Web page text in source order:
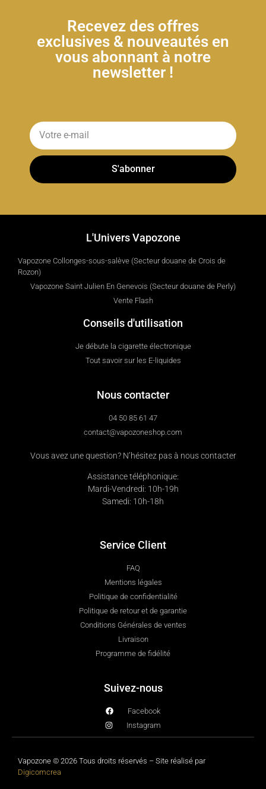
Recevez des offres
exclusives & nouveautés en
vous abonnant à notre
newsletter !
S'abonner
L'Univers Vapozone
Vapozone Collonges-sous-salève (Secteur douane de Crois de
Rozon)
Vapozone Saint Julien En Genevois (Secteur douane de Perly)
Vente Flash
Conseils d'utilisation
Je débute la cigarette électronique
Tout savoir sur les E-liquides
Nous contacter
04 50 85 61 47
contact@vapozoneshop.com
Vous avez une question? N’hésitez pas à nous contacter
Assistance téléphonique:
Mardi-Vendredi: 10h-19h
Samedi: 10h-18h
Service Client
FAQ
Mentions légales
Politique de confidentialité
Politique de retour et de garantie
Conditions Générales de ventes
Livraison
Programme de fidélité
Suivez-nous
Facebook
Instagram
Vapozone © 2026 Tous droits réservés – Site réalisé par
Digicomcrea